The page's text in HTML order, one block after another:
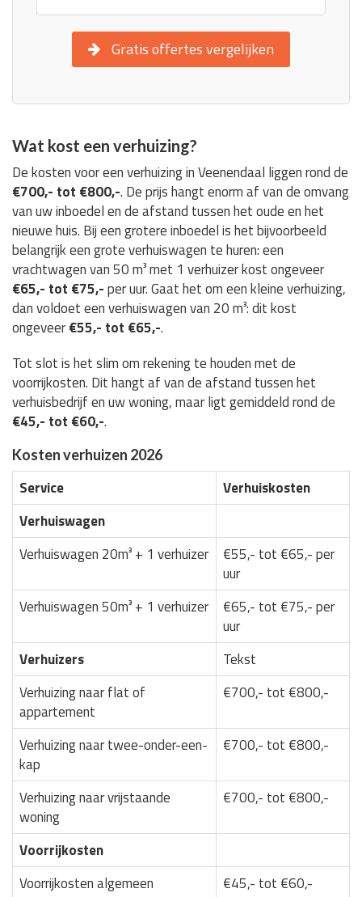
Gratis offertes vergelijken
Wat kost een verhuizing?
De kosten voor een verhuizing in Veenendaal liggen rond de
€700,- tot €800,-. De prijs hangt enorm af van de omvang
van uw inboedel en de afstand tussen het oude en het
nieuwe huis. Bij een grotere inboedel is het bijvoorbeeld
belangrijk een grote verhuiswagen te huren: een
vrachtwagen van 50 m³ met 1 verhuizer kost ongeveer
€65,- tot €75,-per uur. Gaat het om een kleine verhuizing,
dan voldoet een verhuiswagen van 20 m³: dit kost
ongeveer€55,- tot €65,-.
Tot slot is het slim om rekening te houden met de
voorrijkosten. Dit hangt af van de afstand tussen het
verhuisbedrijf en uw woning, maar ligt gemiddeld rond de
€45,- tot €60,-.
Kosten verhuizen 2026
Service
Verhuiskosten
Verhuiswagen
Verhuiswagen 20m³ + 1 verhuizer
€55,- tot €65,- per
uur
Verhuiswagen 50m³ + 1 verhuizer
€65,- tot €75,- per
uur
Verhuizers
Tekst
Verhuizing naar flat of
appartement
€700,- tot €800,-
Verhuizing naar twee-onder-een-
kap
€700,- tot €800,-
Verhuizing naar vrijstaande
woning
€700,- tot €800,-
Voorrijkosten
Voorrijkosten algemeen
€45,- tot €60,-